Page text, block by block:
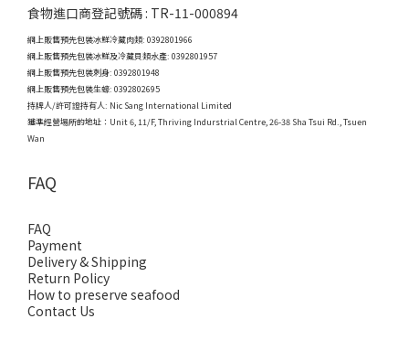
食物進口商登記號碼 : TR-11-000894
網上販售預先包裝冰鮮冷藏肉類: 0392801966
網上販售預先包裝冰鮮及冷藏貝類水產: 0392801957
網上販售預先包裝刺身: 0392801948
網上販售預先包裝生蠔: 0392802695
持牌人/許可證持有人: Nic Sang International Limited
獲準經營場所的地址： Unit 6, 11/F, Thriving Indurstrial Centre, 26-38 Sha Tsui Rd., Tsuen
Wan
FAQ
FAQ
Payment
Delivery & Shipping
Return Policy
How to preserve seafood
Contact Us